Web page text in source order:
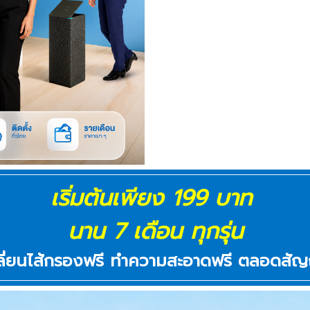
เริ่มต้นเพียง 199 บาท
นาน 7 เดือน ทุกรุ่น
ยนไส้กรองฟรี ทำความสะอาดฟรี ตลอดสั